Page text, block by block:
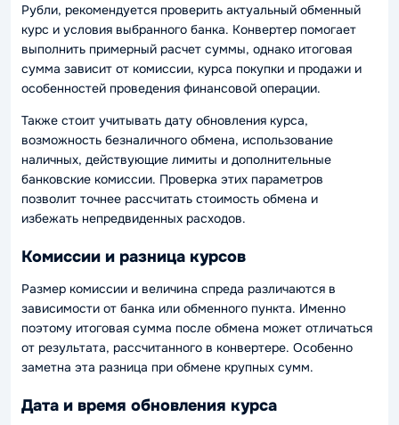
Рубли, рекомендуется проверить актуальный обменный
курс и условия выбранного банка. Конвертер помогает
выполнить примерный расчет суммы, однако итоговая
сумма зависит от комиссии, курса покупки и продажи и
особенностей проведения финансовой операции.
Также стоит учитывать дату обновления курса,
возможность безналичного обмена, использование
наличных, действующие лимиты и дополнительные
банковские комиссии. Проверка этих параметров
позволит точнее рассчитать стоимость обмена и
избежать непредвиденных расходов.
Комиссии и разница курсов
Размер комиссии и величина спреда различаются в
зависимости от банка или обменного пункта. Именно
поэтому итоговая сумма после обмена может отличаться
от результата, рассчитанного в конвертере. Особенно
заметна эта разница при обмене крупных сумм.
Дата и время обновления курса